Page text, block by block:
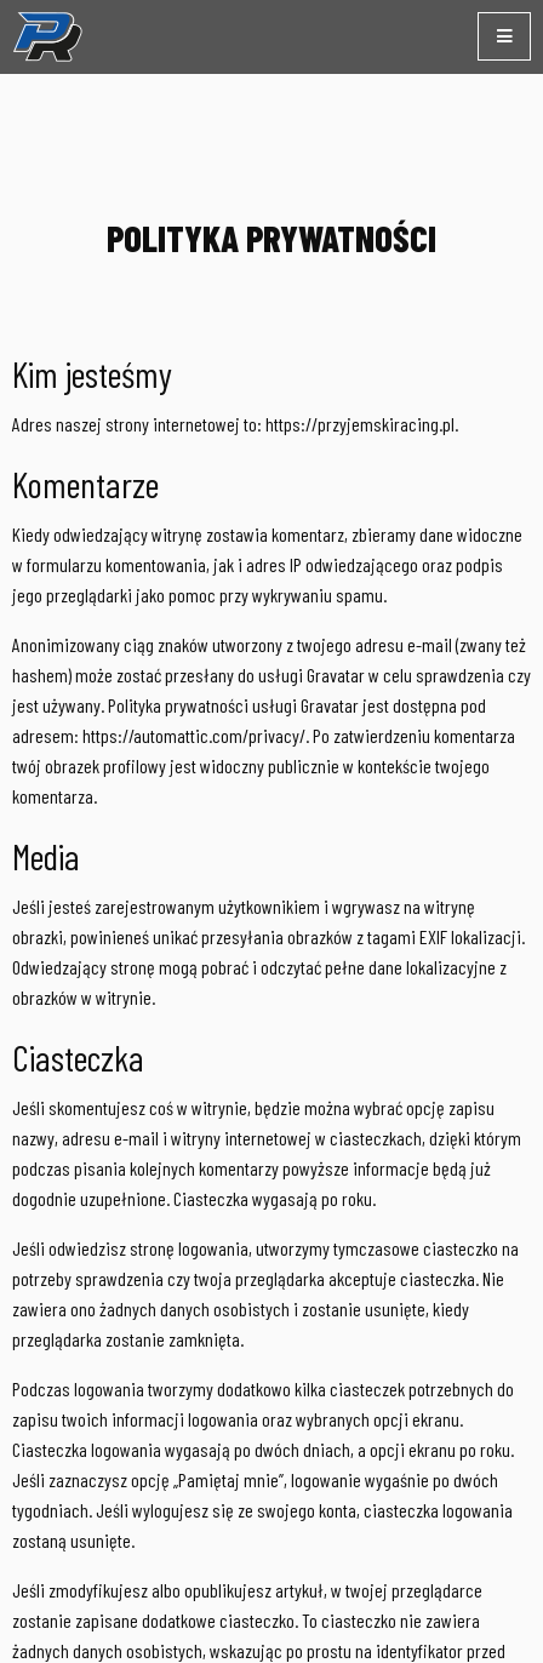
POLITYKA PRYWATNOŚCI
Kim jesteśmy
Adres naszej strony internetowej to: https://przyjemskiracing.pl.
Komentarze
Kiedy odwiedzający witrynę zostawia komentarz, zbieramy dane widoczne
w formularzu komentowania, jak i adres IP odwiedzającego oraz podpis
jego przeglądarki jako pomoc przy wykrywaniu spamu.
Anonimizowany ciąg znaków utworzony z twojego adresu e-mail (zwany też
hashem) może zostać przesłany do usługi Gravatar w celu sprawdzenia czy
jest używany. Polityka prywatności usługi Gravatar jest dostępna pod
adresem: https://automattic.com/privacy/. Po zatwierdzeniu komentarza
twój obrazek profilowy jest widoczny publicznie w kontekście twojego
komentarza.
Media
Jeśli jesteś zarejestrowanym użytkownikiem i wgrywasz na witrynę
obrazki, powinieneś unikać przesyłania obrazków z tagami EXIF lokalizacji.
Odwiedzający stronę mogą pobrać i odczytać pełne dane lokalizacyjne z
obrazków w witrynie.
Ciasteczka
Jeśli skomentujesz coś w witrynie, będzie można wybrać opcję zapisu
nazwy, adresu e-mail i witryny internetowej w ciasteczkach, dzięki którym
podczas pisania kolejnych komentarzy powyższe informacje będą już
dogodnie uzupełnione. Ciasteczka wygasają po roku.
Jeśli odwiedzisz stronę logowania, utworzymy tymczasowe ciasteczko na
potrzeby sprawdzenia czy twoja przeglądarka akceptuje ciasteczka. Nie
zawiera ono żadnych danych osobistych i zostanie usunięte, kiedy
przeglądarka zostanie zamknięta.
Podczas logowania tworzymy dodatkowo kilka ciasteczek potrzebnych do
zapisu twoich informacji logowania oraz wybranych opcji ekranu.
Ciasteczka logowania wygasają po dwóch dniach, a opcji ekranu po roku.
Jeśli zaznaczysz opcję „Pamiętaj mnie”, logowanie wygaśnie po dwóch
tygodniach. Jeśli wylogujesz się ze swojego konta, ciasteczka logowania
zostaną usunięte.
Jeśli zmodyfikujesz albo opublikujesz artykuł, w twojej przeglądarce
zostanie zapisane dodatkowe ciasteczko. To ciasteczko nie zawiera
żadnych danych osobistych, wskazując po prostu na identyfikator przed